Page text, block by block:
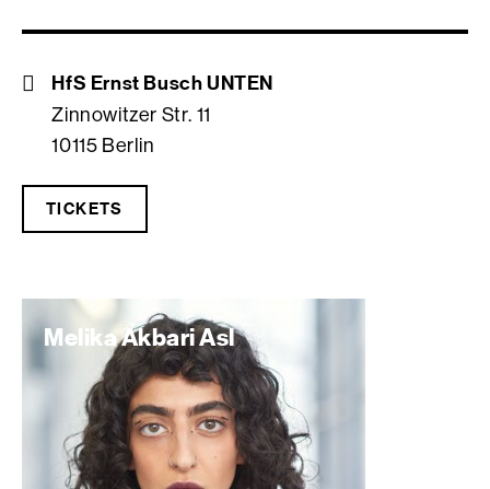
HfS Ernst Busch UNTEN
Zinnowitzer Str. 11
10115 Berlin
TICKETS
Melika Akbari Asl